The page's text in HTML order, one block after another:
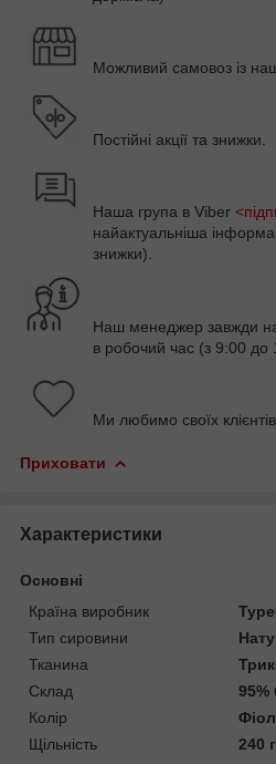
Можливий самовоз із
Постійні акції та знижки.
Наша група в Viber
найактуальніша
знижки).
Наш менеджер завжди
в робочий час (з 9:00 до
Ми любимо своїх клієнтів.
Приховати
Характеристики
Основні
Країна виробник
Тип сировини
Тканина
Склад
95%
Колір
Щільність
240